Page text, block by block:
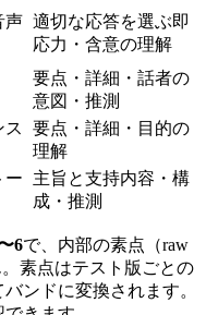
声 適切な応答を選ぶ即
応力・含意の理解
要点・詳細・話者の
意図・推測
ス
要点・詳細・目的の
理解
ー
主旨と支持内容・構
成・推測
6で、内部の素点（raw
素点はテスト版ごとの
ンドに変換されます。